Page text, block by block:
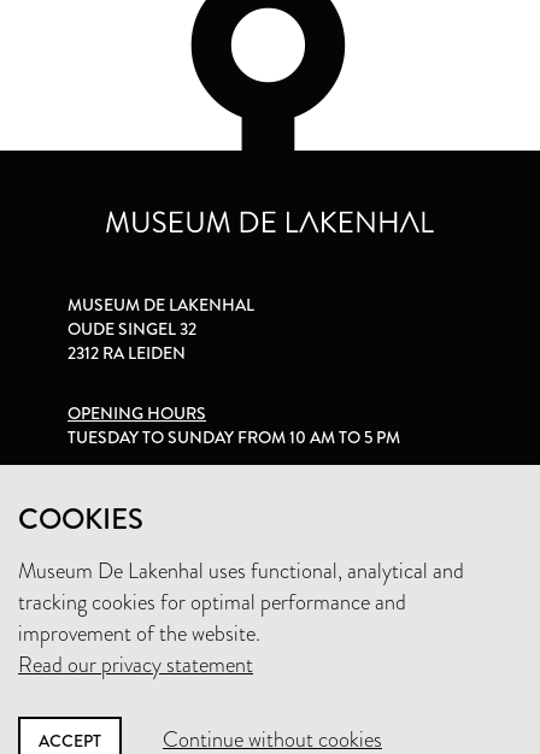
COOKIES
Museum De Lakenhal uses functional, analytical and
tracking cookies for optimal performance and
improvement of the website.
Read our privacy statement
ACCEPT Continue without cookies
MUSEUM DE LAKENHAL
OUDE SINGEL 32
2312 RA LEIDEN
OPENING HOURS
TUESDAY TO SUNDAY FROM 10 AM TO 5 PM
+31 (0)71 5165360
INFO@LAKENHAL.NL
SUPPORT THE MUSEUM